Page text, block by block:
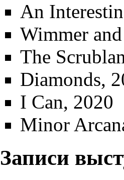
An
Wimmer
The
Diamonds,
I Can, 2020
Minor
Записи